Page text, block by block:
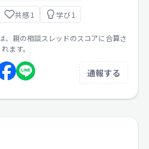
共感 1 学び 1
親の相談スレッドのスコアに合算さ
れます。
通報する